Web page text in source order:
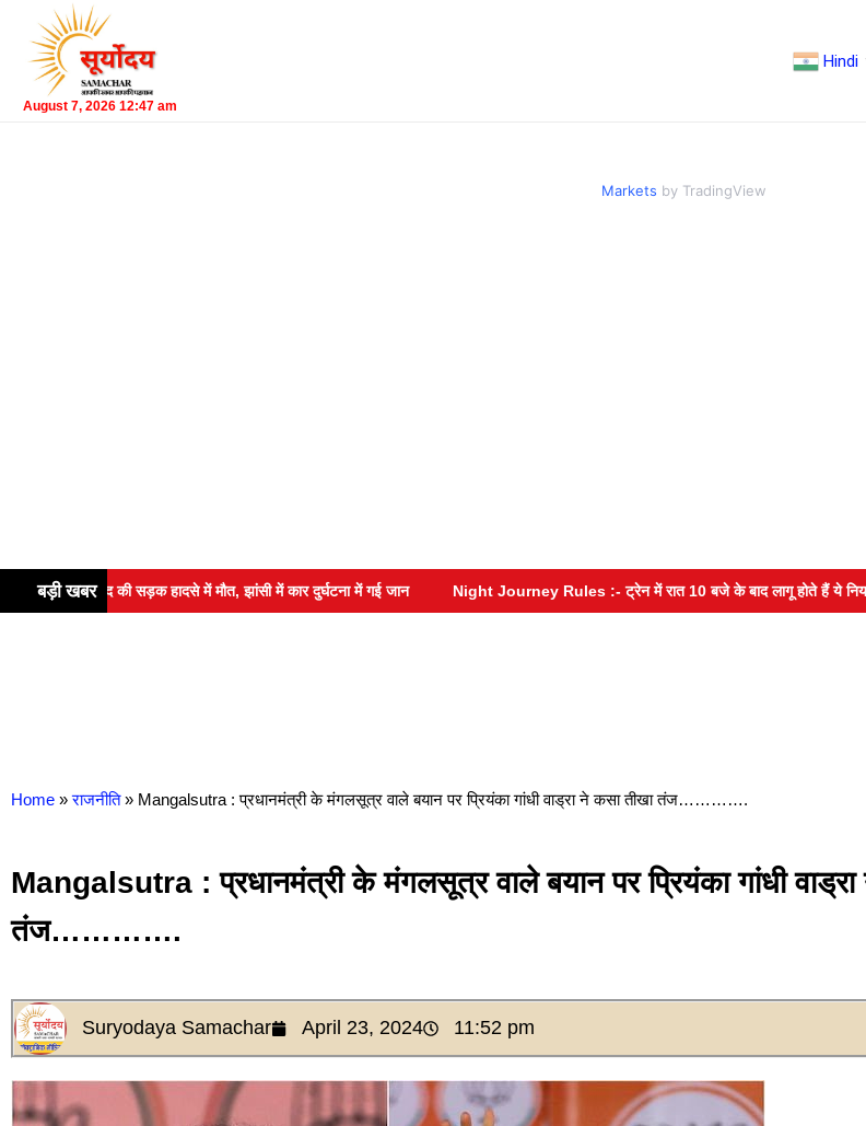
August 7, 2026 12:47 am
Hindi
Markets by TradingView
बड़ी खबर
अहमद की सड़क हादसे में मौत, झांसी में कार दुर्घटना में गई जान Night Journey Rules :- ट्रेन में रात 10 बजे के बाद लागू होते हैं ये नियम, हर
Home » राजनीति » Mangalsutra : प्रधानमंत्री के मंगलसूत्र वाले बयान पर प्रियंका गांधी वाड्रा ने कसा तीखा तंज………….
Mangalsutra : प्रधानमंत्री के मंगलसूत्र वाले बयान पर प्रियंका गांधी
तंज………….
Suryodaya Samachar April 23, 2024 11:52 pm